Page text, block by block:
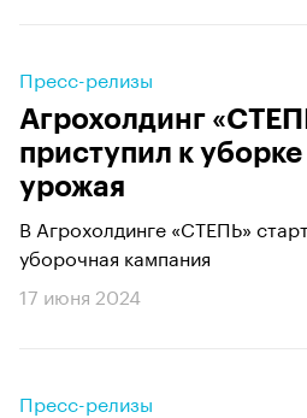
Пресс-релизы
Агрохолдинг
приступил к уборке
урожая
В Агрохолдинге «СТЕПЬ»
уборочная кампания
17 июня 2024
Пресс-релизы